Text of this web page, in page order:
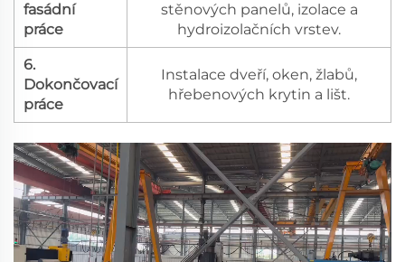
fasádní
práce
stěnových panelů, izolace a
hydroizolačních vrstev.
6.
Dokončovací
práce
Instalace dveří, oken, žlabů,
hřebenových krytin a lišt.